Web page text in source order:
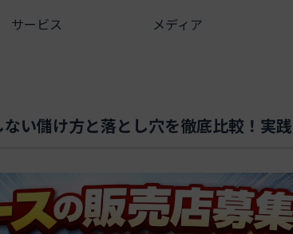
サービス メディア
い儲け方と落とし穴を徹底比較！実